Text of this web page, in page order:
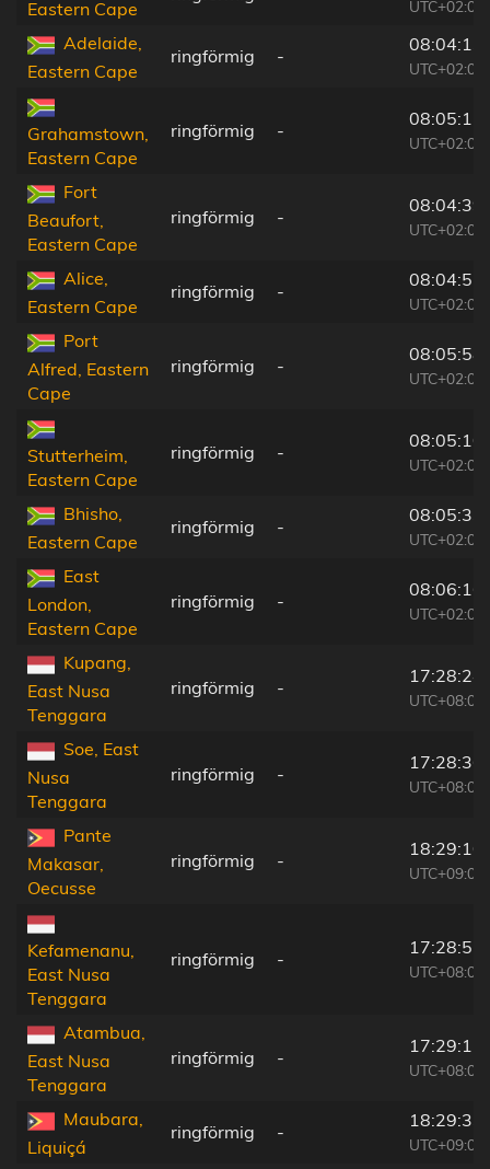
Eastern Cape
UTC+02:00
Adelaide,
Eastern Cape
ringförmig -
08:04:13
UTC+02:00
Grahamstown,
Eastern Cape
ringförmig -
08:05:15
UTC+02:00
Fort
Beaufort,
Eastern Cape
ringförmig -
08:04:39
UTC+02:00
Alice,
Eastern Cape
ringförmig -
08:04:52
UTC+02:00
Port
Alfred, Eastern
Cape
ringförmig -
08:05:58
UTC+02:00
Stutterheim,
Eastern Cape
ringförmig -
08:05:10
UTC+02:00
Bhisho,
Eastern Cape
ringförmig -
08:05:33
UTC+02:00
East
London,
Eastern Cape
ringförmig -
08:06:16
UTC+02:00
Kupang,
East Nusa
Tenggara
ringförmig -
17:28:24
UTC+08:00
Soe, East
Nusa
Tenggara
ringförmig -
17:28:36
UTC+08:00
Pante
Makasar,
Oecusse
ringförmig -
18:29:10
UTC+09:00
Kefamenanu,
East Nusa
Tenggara
ringförmig -
17:28:57
UTC+08:00
Atambua,
East Nusa
Tenggara
ringförmig -
17:29:11
UTC+08:00
Maubara,
Liquiçá
ringförmig -
18:29:33
UTC+09:00